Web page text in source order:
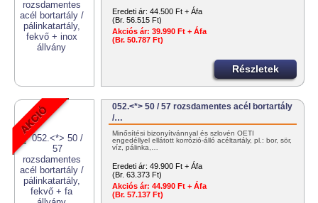
Eredeti ár: 44.500 Ft + Áfa
(Br. 56.515 Ft)
Akciós ár: 39.990 Ft + Áfa
(Br. 50.787 Ft)
Részletek
052.<*> 50 / 57 rozsdamentes acél bortartály
/…
Minősítési bizonyítvánnyal és szlovén OÉTI
engedéllyel ellátott korrózió-álló acéltartály, pl.: bor, sör,
víz, pálinka,…
Eredeti ár: 49.900 Ft + Áfa
(Br. 63.373 Ft)
Akciós ár: 44.990 Ft + Áfa
(Br. 57.137 Ft)